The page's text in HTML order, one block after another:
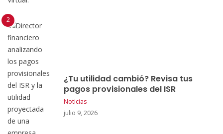
¿Tu utilidad cambió? Revisa tus
pagos provisionales del ISR
Noticias
julio 9, 2026